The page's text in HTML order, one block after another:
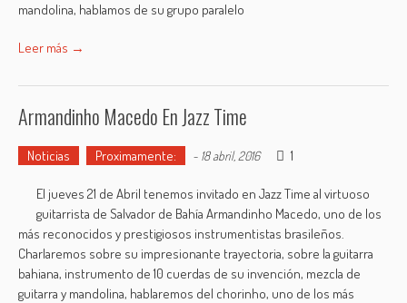
mandolina, hablamos de su grupo paralelo
Leer más →
Armandinho Macedo En Jazz Time
Noticias Proximamente: - 18 abril, 2016 1
El jueves 21 de Abril tenemos invitado en Jazz Time al virtuoso
guitarrista de Salvador de Bahía Armandinho Macedo, uno de los
más reconocidos y prestigiosos instrumentistas brasileños.
Charlaremos sobre su impresionante trayectoria, sobre la guitarra
bahiana, instrumento de 10 cuerdas de su invención, mezcla de
guitarra y mandolina, hablaremos del chorinho, uno de los más